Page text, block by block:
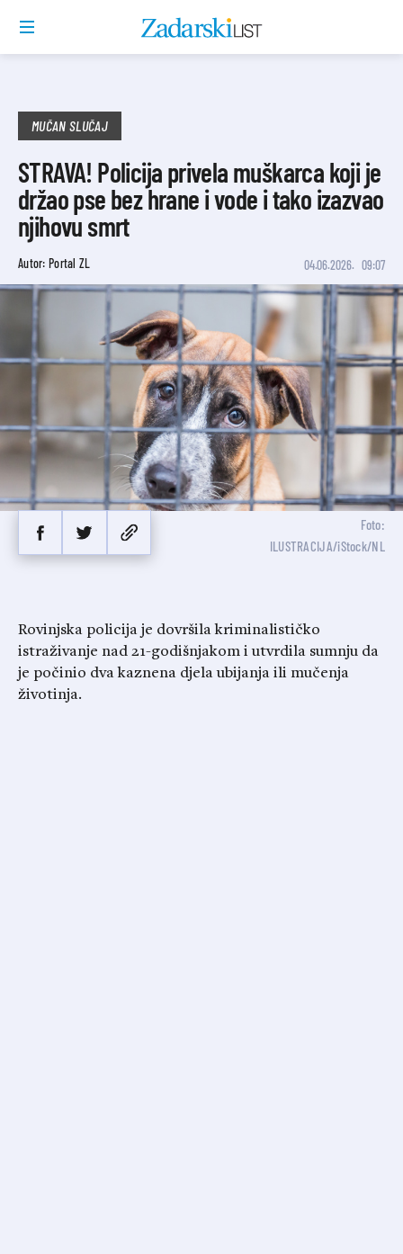
MUČAN SLUČAJ
STRAVA! Policija privela muškarca koji je
držao pse bez hrane i vode i tako izazvao
njihovu smrt
Autor: Portal ZL 04.06.2026. 09:07
Foto:
ILUSTRACIJA/iStock/NL
Rovinjska policija je dovršila kriminalističko
istraživanje nad 21-godišnjakom i utvrdila sumnju da
je počinio dva kaznena djela ubijanja ili mučenja
životinja.